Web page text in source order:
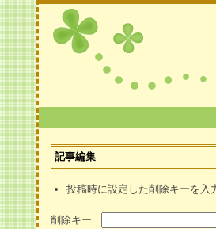
記事編集
投稿時に設定した削除キーを入
削除キー